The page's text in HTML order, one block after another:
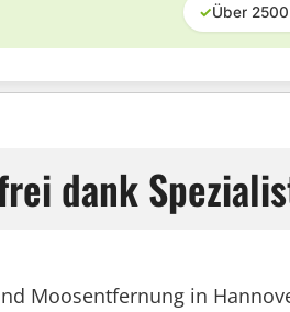
✓Über
dank
Moosentfernung in